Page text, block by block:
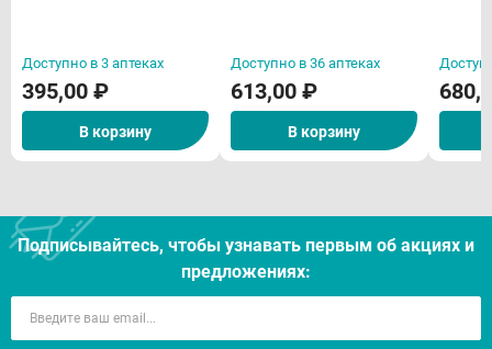
Доступно в 3 аптеках
395,00 ₽
В корзину
Доступно в 36 аптеках
613,00 ₽
В корзину
Подписывайтесь, чтобы узнавать первым об акцияx и
предложениях: